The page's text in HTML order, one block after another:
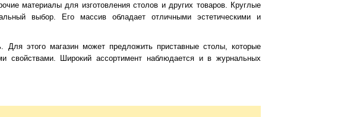
материалы для изготовления столов и других товаров. Круглые
выбор. Его массив обладает отличными эстетическими и
этого магазин может предложить приставные столы, которые
свойствами. Широкий ассортимент наблюдается и в журнальных